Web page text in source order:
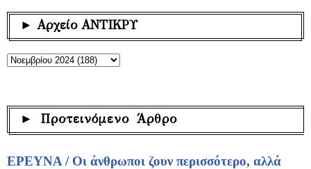
► Αρχείο ΑΝΤΙΚΡΥ
► Προτεινόμενο Άρθρο
ΕΡΕΥΝΑ / Οι άνθρωποι ζουν περισσότερο, αλλά